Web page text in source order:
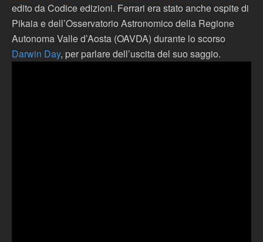
edito da Codice edizioni. Ferrari era stato anche ospite di
Pikaia e dell’Osservatorio Astronomico della Regione
Autonoma Valle d’Aosta (OAVDA) durante lo scorso
Darwin Day, per parlare dell’uscita del suo saggio.